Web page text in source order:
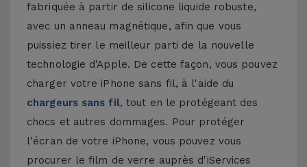
fabriquée à partir de silicone liquide robuste,
avec un anneau magnétique, afin que vous
puissiez tirer le meilleur parti de la nouvelle
technologie d'Apple. De cette façon, vous pouvez
charger votre iPhone sans fil, à l'aide du
chargeurs sans fil, tout en le protégeant des
chocs et autres dommages. Pour protéger
l'écran de votre iPhone, vous pouvez vous
procurer le film de verre auprès d'iServices